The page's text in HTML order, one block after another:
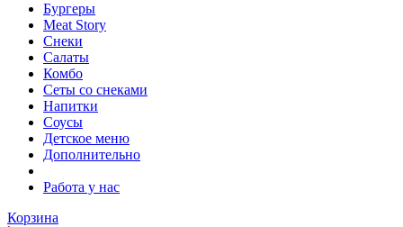
Бургеры
Meat Story
Снеки
Салаты
Комбо
Сеты со снеками
Напитки
Соусы
Детское меню
Дополнительно
Работа у нас
Корзина